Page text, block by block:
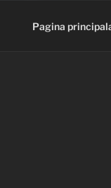
Pagina